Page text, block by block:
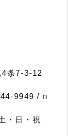
条7-3-12
9949 / n
・日・祝